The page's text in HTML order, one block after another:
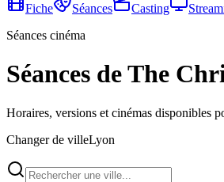
Fiche
Séances Casting
Séances cinéma
Séances de The
Horaires, versions et cinémas disponibles
Changer de villeLyon